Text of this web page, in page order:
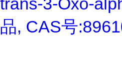
品, CAS号